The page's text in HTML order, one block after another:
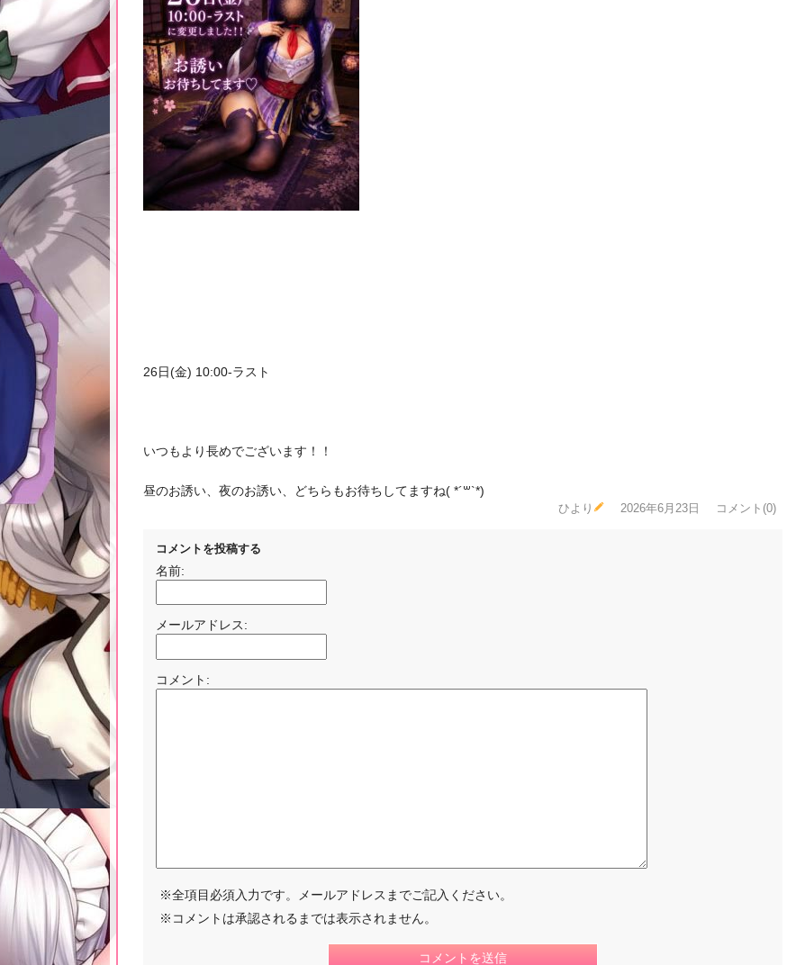
26日(金) 10:00-ラスト
いつもより長めでございます！！
昼のお誘い、夜のお誘い、どちらもお待ちしてますね( *´꒳`*)
ひより 2026年6月23日 コメント(0)
コメントを投稿する
名前:
メールアドレス:
コメント:
※全項目必須入力です。メールアドレスまでご記入ください。
※コメントは承認されるまでは表示されません。